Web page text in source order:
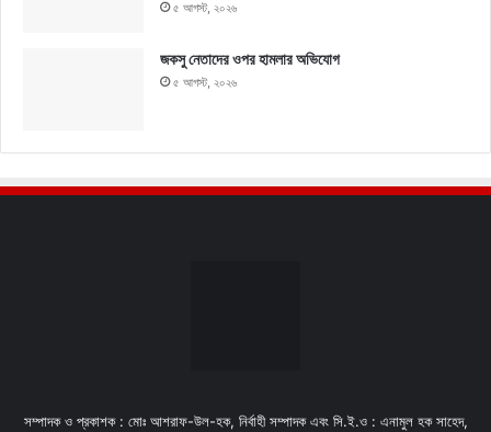
৫ আগস্ট, ২০২৬
জকসু নেতাদের ওপর হামলার অভিযোগ
৫ আগস্ট, ২০২৬
সম্পাদক ও প্রকাশক : মোঃ আশরাফ-উল-হক, নির্বাহী সম্পাদক এবং সি.ই.ও : এনামুল হক সাহেদ,